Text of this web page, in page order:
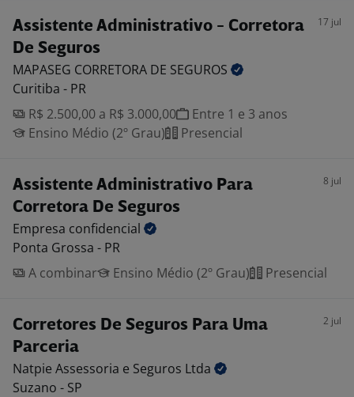
Assistente Administrativo - Corretora
De Seguros
17 jul
MAPASEG CORRETORA DE SEGUROS
Curitiba - PR
R$ 2.500,00 a R$ 3.000,00
Entre 1 e 3 anos
Ensino Médio (2º Grau)
Presencial
Assistente Administrativo Para
Corretora De Seguros
8 jul
Empresa confidencial
Ponta Grossa - PR
A combinar
Ensino Médio (2º Grau) Presencial
Corretores De Seguros Para Uma
Parceria
2 jul
Natpie Assessoria e Seguros Ltda
Suzano - SP